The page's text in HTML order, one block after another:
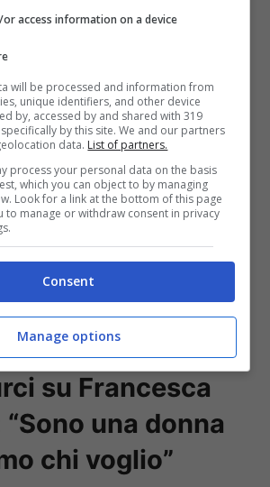
Paola Turci, la verità su
| La cantante rompe il
su Francesca
una donna
chi voglio”
access information on a device
will be processed and information from
unique identifiers, and other device
by, accessed by and shared with 319
by this site. We and our partners
data. List of partners.
process your personal data on the basis
which you can object to by managing
Look for a link at the bottom of this page
to manage or withdraw consent in privacy
Consent
Manage options